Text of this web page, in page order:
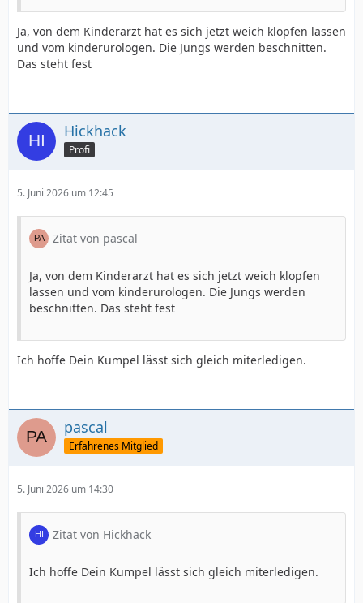
Ja, von dem Kinderarzt hat es sich jetzt weich klopfen lassen
und vom kinderurologen. Die Jungs werden beschnitten.
Das steht fest
Hickhack
Profi
5. Juni 2026 um 12:45
Zitat von pascal
Ja, von dem Kinderarzt hat es sich jetzt weich klopfen
lassen und vom kinderurologen. Die Jungs werden
beschnitten. Das steht fest
Ich hoffe Dein Kumpel lässt sich gleich miterledigen.
pascal
Erfahrenes Mitglied
5. Juni 2026 um 14:30
Zitat von Hickhack
Ich hoffe Dein Kumpel lässt sich gleich miterledigen.